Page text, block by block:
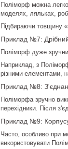
Поліморф можна
моделях, ляльках,
Підбираючи товщину
Приклад №7:
Поліморф дуже
Наприклад, з
різними елементами,
Приклад №8:
Поліморфа зручно
перехідники. Після
Приклад №9:
Часто, особливо при
використовувати